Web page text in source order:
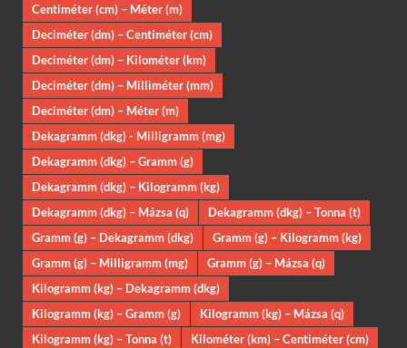
Centiméter (cm) – Méter (m)
Deciméter (dm) – Centiméter (cm)
Deciméter (dm) – Kilométer (km)
Deciméter (dm) – Milliméter (mm)
Deciméter (dm) – Méter (m)
Dekagramm (dkg) - Milligramm (mg)
Dekagramm (dkg) – Gramm (g)
Dekagramm (dkg) – Kilogramm (kg)
Dekagramm (dkg) – Mázsa (q)
Dekagramm (dkg) – Tonna (t)
Gramm (g) – Dekagramm (dkg)
Gramm (g) – Kilogramm (kg)
Gramm (g) – Milligramm (mg)
Gramm (g) – Mázsa (q)
Kilogramm (kg) – Dekagramm (dkg)
Kilogramm (kg) – Gramm (g)
Kilogramm (kg) – Mázsa (q)
Kilogramm (kg) – Tonna (t)
Kilométer (km) – Centiméter (cm)